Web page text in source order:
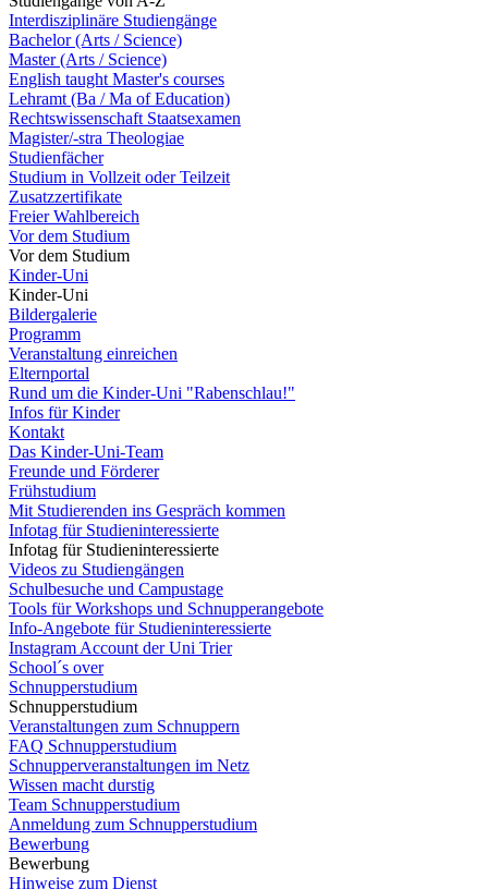
Interdisziplinäre Studiengänge
Bachelor (Arts / Science)
Master (Arts / Science)
English taught Master's courses
Lehramt (Ba / Ma of Education)
Rechtswissenschaft Staatsexamen
Magister/-stra Theologiae
Studienfächer
Studium in Vollzeit oder Teilzeit
Zusatzzertifikate
Freier Wahlbereich
Vor dem Studium
Vor dem Studium
Kinder-Uni
Kinder-Uni
Bildergalerie
Programm
Veranstaltung einreichen
Elternportal
Rund um die Kinder-Uni "Rabenschlau!"
Infos für Kinder
Kontakt
Das Kinder-Uni-Team
Freunde und Förderer
Frühstudium
Mit Studierenden ins Gespräch kommen
Infotag für Studieninteressierte
Infotag für Studieninteressierte
Videos zu Studiengängen
Schulbesuche und Campustage
Tools für Workshops und Schnupperangebote
Info-Angebote für Studieninteressierte
Instagram Account der Uni Trier
School´s over
Schnupperstudium
Schnupperstudium
Veranstaltungen zum Schnuppern
FAQ Schnupperstudium
Schnupperveranstaltungen im Netz
Wissen macht durstig
Team Schnupperstudium
Anmeldung zum Schnupperstudium
Bewerbung
Bewerbung
Hinweise zum Dienst